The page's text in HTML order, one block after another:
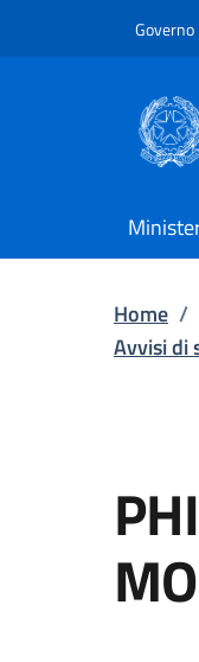
Home /
Avvisi di